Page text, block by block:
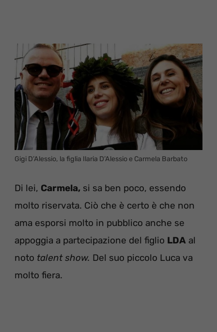
Gigi D’Alessio, la figlia Ilaria D’Alessio e Carmela Barbato
Di lei, Carmela, si sa ben poco, essendo
molto riservata. Ciò che è certo è che non
ama esporsi molto in pubblico anche se
appoggia a partecipazione del figlio LDA al
noto talent show. Del suo piccolo Luca va
molto fiera.